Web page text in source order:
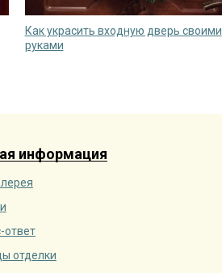
Как украсить входную дверь своими
руками
информация
ответ
отделки